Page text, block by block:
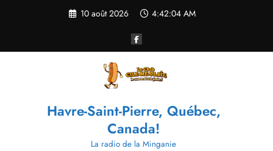
10 août 2026 4:42:05 AM
Havre-Saint-Pierre, Québec,
Canada!
La radio de la Minganie